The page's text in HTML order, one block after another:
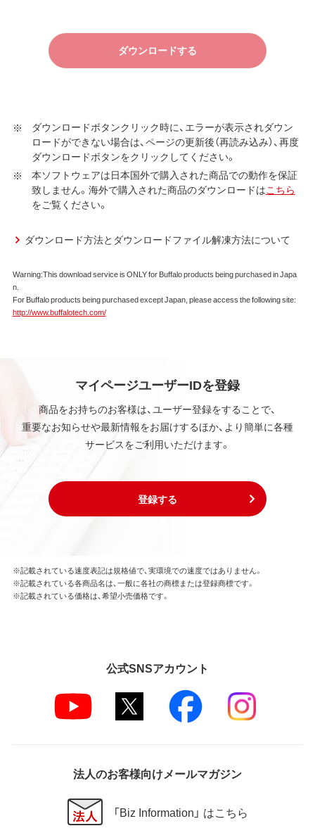
ダウンロードする
ダウンロードボタンクリック時に、エラーが表示されダウン
ロードができない場合は、ページの更新後（再読み込み）、再度
ダウンロードボタンをクリックしてください。
本ソフトウェアは日本国外で購入された商品での動作を保証
致しません。海外で購入された商品のダウンロードはこちら
をご覧ください。
ダウンロード方法とダウンロードファイル解凍方法について
Warning:This download service is ONLY for Buffalo products being purchased in Japa
n.
For Buffalo products being purchased except Japan, please access the following site:
http://www.buffalotech.com/
マイページユーザーIDを登録
商品をお持ちのお客様は、ユーザー登録をすることで、
重要なお知らせや最新情報をお届けするほか、より簡単に各種
サービスをご利用いただけます。
登録する
※記載されている速度表記は規格値で、実環境での速度ではありません。
※記載されている各商品名は、一般に各社の商標または登録商標です。
※記載されている価格は、希望小売価格です。
公式SNSアカウント
法人のお客様向けメールマガジン
「Biz Information」 はこちら